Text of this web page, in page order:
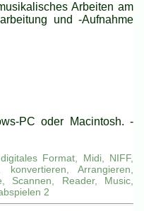
Arbeiten am
und -Aufnahme
PC oder Macintosh. -
Format, Midi, NIFF,
Arrangieren,
Scannen, Reader, Music,
2